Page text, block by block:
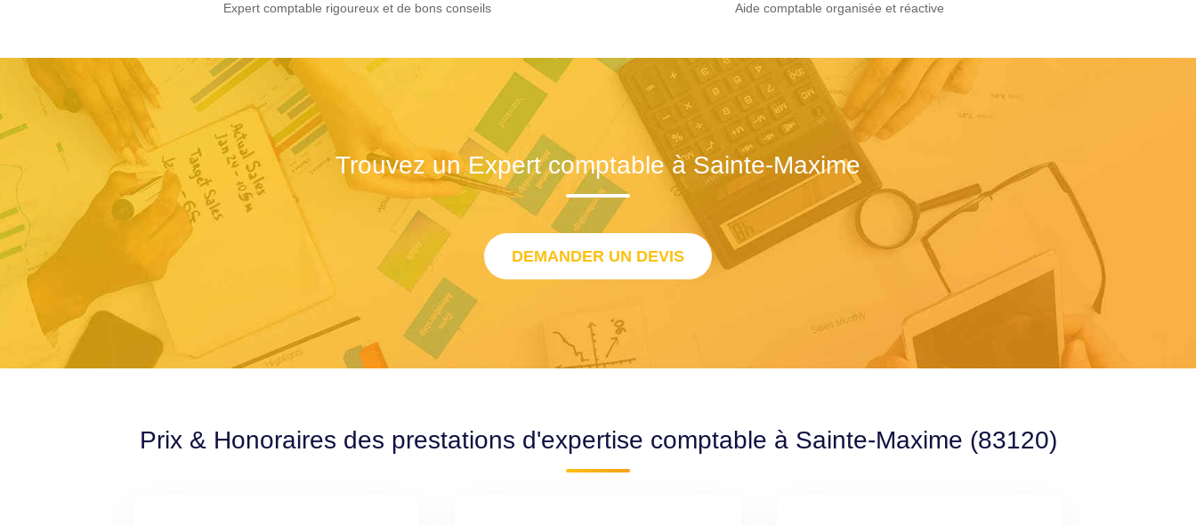
Expert comptable rigoureux et de bons conseils Aide comptable organisée et réactive
Trouvez un Expert comptable à Sainte-Maxime
DEMANDER UN DEVIS
Prix & Honoraires des prestations d'expertise comptable à Sainte-Maxime (83120)